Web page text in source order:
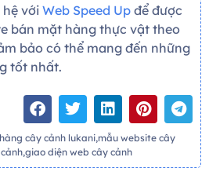
hệ với Web Speed Up để được
bán mặt hàng thực vật theo
bảo có thể mang đến những
tốt nhất.
cây cảnh lukani,mẫu website cây
diện web cây cảnh